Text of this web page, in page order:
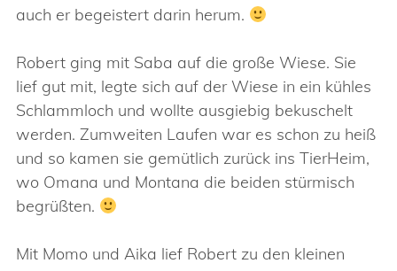
auch er begeistert darin herum.
Robert ging mit Saba auf die große Wiese. Sie
lief gut mit, legte sich auf der Wiese in ein kühles
Schlammloch und wollte ausgiebig bekuschelt
werden. Zumweiten Laufen war es schon zu heiß
und so kamen sie gemütlich zurück ins TierHeim,
wo Omana und Montana die beiden stürmisch
begrüßten.
Mit Momo und Aika lief Robert zu den kleinen